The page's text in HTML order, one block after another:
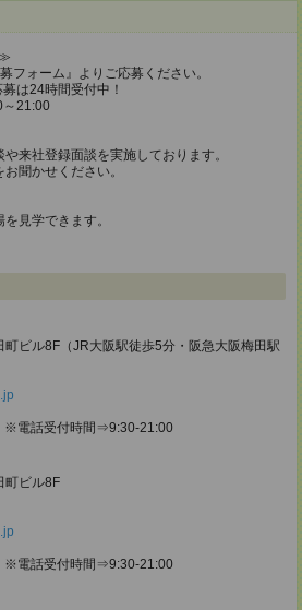
フォーム』よりご応募ください。
24時間受付中！
21:00
来社登録面談を実施しております。
聞かせください。
見学できます。
ビル8F（JR大阪駅徒歩5分・阪急大阪梅田駅
電話受付時間⇒9:30-21:00
ビル8F
電話受付時間⇒9:30-21:00